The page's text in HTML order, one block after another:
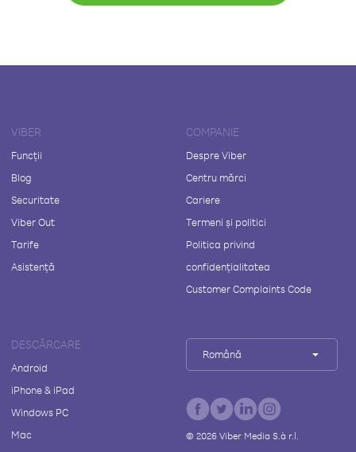
VIBER
Funcții
Blog
Securitate
Viber Out
Tarife
Asistență
COMPANIE
Despre Viber
Centru mărci
Cariere
Termeni și politici
Politica privind
confidențialitatea
Customer Complaints Code
DESCĂRCARE
Android
iPhone & iPad
Windows PC
Mac
Română
© 2026Viber Media S.à r.l.